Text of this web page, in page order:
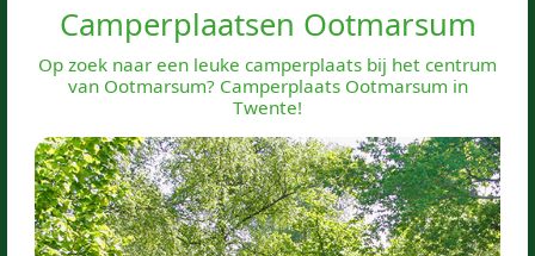
Camperplaatsen Ootmarsum
Op zoek naar een leuke camperplaats bij het centrum
van Ootmarsum? Camperplaats Ootmarsum in
Twente!